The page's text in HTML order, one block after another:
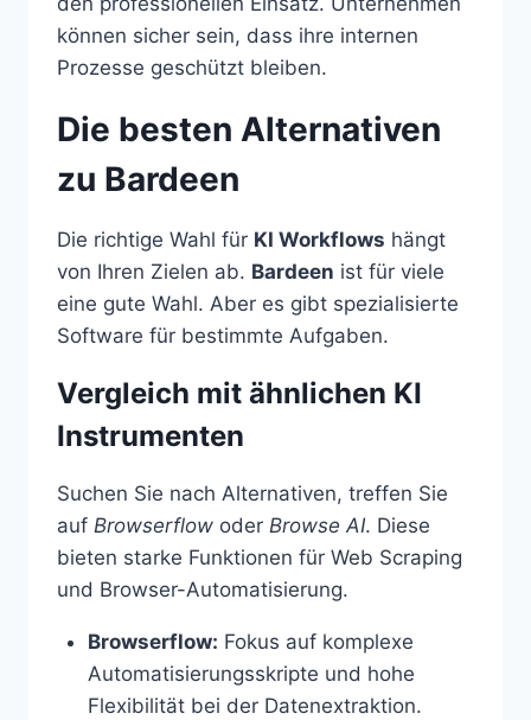
können sicher sein, dass ihre internen
Prozesse geschützt bleiben.
Die besten Alternativen
zu Bardeen
Die richtige Wahl für KI Workflows hängt
von Ihren Zielen ab. Bardeen ist für viele
eine gute Wahl. Aber es gibt spezialisierte
Software für bestimmte Aufgaben.
Vergleich mit ähnlichen KI
Instrumenten
Suchen Sie nach Alternativen, treffen Sie
auf Browserflow oder Browse AI. Diese
bieten starke Funktionen für Web Scraping
und Browser-Automatisierung.
Browserflow: Fokus auf komplexe
Automatisierungsskripte und hohe
Flexibilität bei der Datenextraktion.